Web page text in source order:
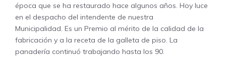
época que se ha restaurado hace algunos años. Hoy luce
en el despacho del intendente de nuestra
Municipalidad. Es un Premio al mérito de la calidad de la
fabricación y a la receta de la galleta de piso. La
panadería continuó trabajando hasta los 90.